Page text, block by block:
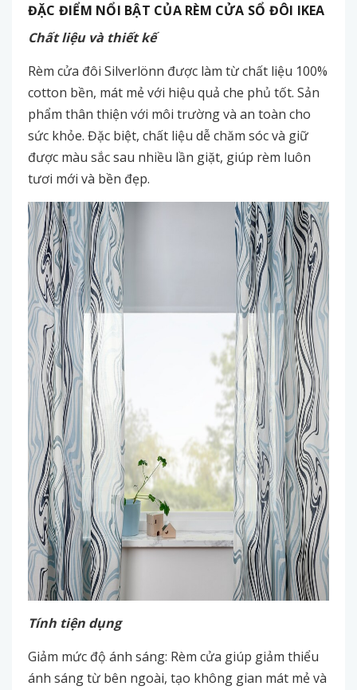
ĐẶC ĐIỂM NỔI BẬT CỦA RÈM CỬA SỔ ĐÔI IKEA
Chất liệu và thiết kế
Rèm cửa đôi Silverlönn được làm từ chất liệu 100%
cotton bền, mát mẻ với hiệu quả che phủ tốt. Sản
phẩm thân thiện với môi trường và an toàn cho
sức khỏe. Đặc biệt, chất liệu dễ chăm sóc và giữ
được màu sắc sau nhiều lần giặt, giúp rèm luôn
tươi mới và bền đẹp.
Tính tiện dụng
Giảm mức độ ánh sáng: Rèm cửa giúp giảm thiểu
ánh sáng từ bên ngoài, tạo không gian mát mẻ và